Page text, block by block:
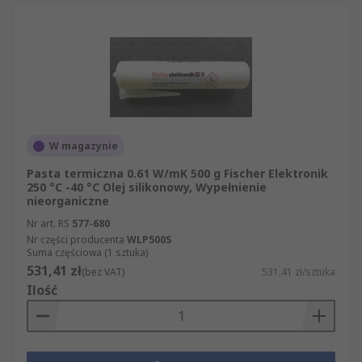
W magazynie
Pasta termiczna 0.61 W/mK 500 g Fischer Elektronik
250 °C -40 °C Olej silikonowy, Wypełnienie
nieorganiczne
Nr art. RS 577-680
Nr części producenta WLP500S
Suma częściowa (1 sztuka)
531,41 zł(bez VAT) 531,41 zł/sztuka
Ilość